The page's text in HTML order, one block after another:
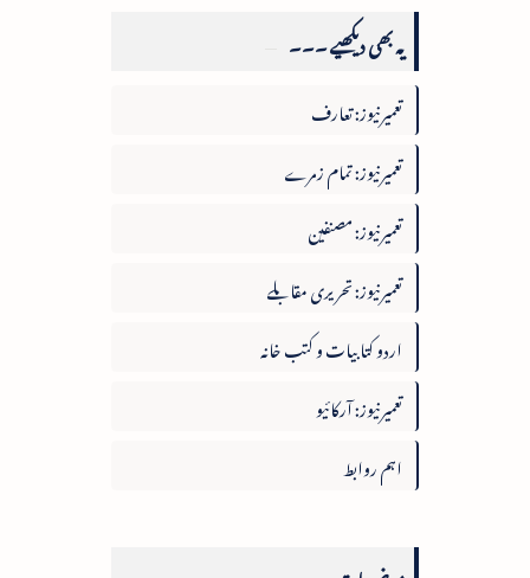
یہ بھی دیکھیے ۔۔۔
تعمیرنیوز: تعارف
تعمیرنیوز: تمام زمرے
تعمیرنیوز: مصنفین
تعمیرنیوز: تحریری مقابلے
اردو کتابیات و کتب خانہ
تعمیرنیوز: آرکائیو
اہم روابط